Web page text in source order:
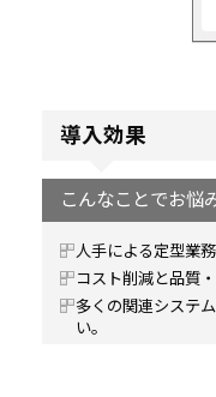
導入効果
こんなことでお悩
人手による定型業
コスト削減と品質
多くの関連システ
い。